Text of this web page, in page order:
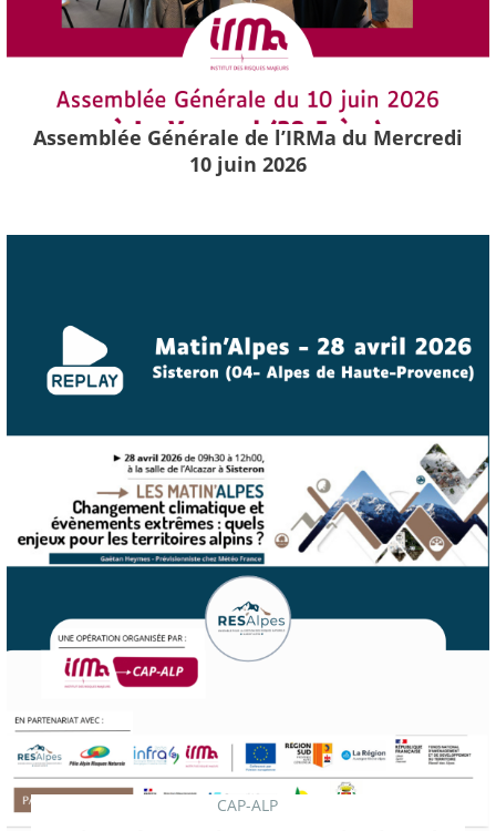
Assemblée Générale de l’IRMa du Mercredi
10 juin 2026
CAP-ALP